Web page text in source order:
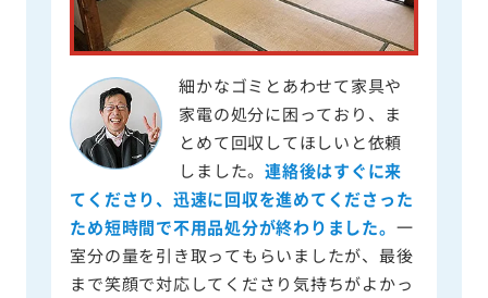
細かなゴミとあわせて家具や
家電の処分に困っており、ま
とめて回収してほしいと依頼
しました。連絡後はすぐに来
てくださり、迅速に回収を進めてくださった
ため短時間で不用品処分が終わりました。 一
室分の量を引き取ってもらいましたが、最後
まで笑顔で対応してくださり気持ちがよかっ